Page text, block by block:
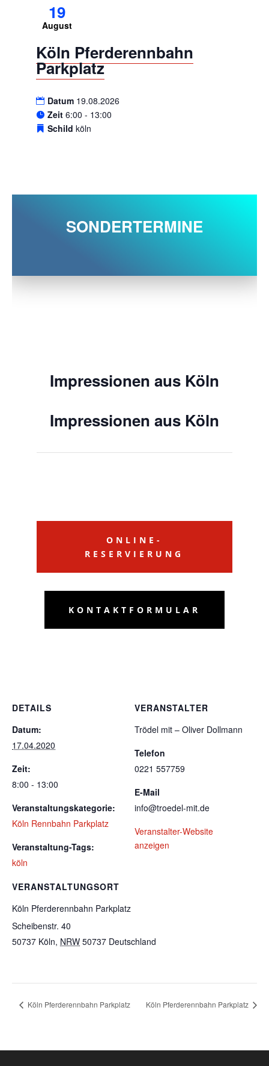
19
August
Köln Pferderennbahn
Parkplatz
Datum 19.08.2026
Zeit 6:00 - 13:00
Schild köln
SONDERTERMINE
Impressionen aus Köln
Impressionen aus Köln
ONLINE-
RESERVIERUNG
KONTAKTFORMULAR
DETAILS
Datum:
17.04.2020
Zeit:
8:00 - 13:00
Veranstaltungskategorie:
Köln Rennbahn Parkplatz
Veranstaltung-Tags:
köln
VERANSTALTUNGSORT
Köln Pferderennbahn Parkplatz
Scheibenstr. 40
50737 Köln, NRW 50737 Deutschland
VERANSTALTER
Trödel mit – Oliver Dollmann
Telefon
0221 557759
E-Mail
info@troedel-mit.de
Veranstalter-Website
anzeigen
Köln Pferderennbahn Parkplatz Köln Pferderennbahn Parkplatz